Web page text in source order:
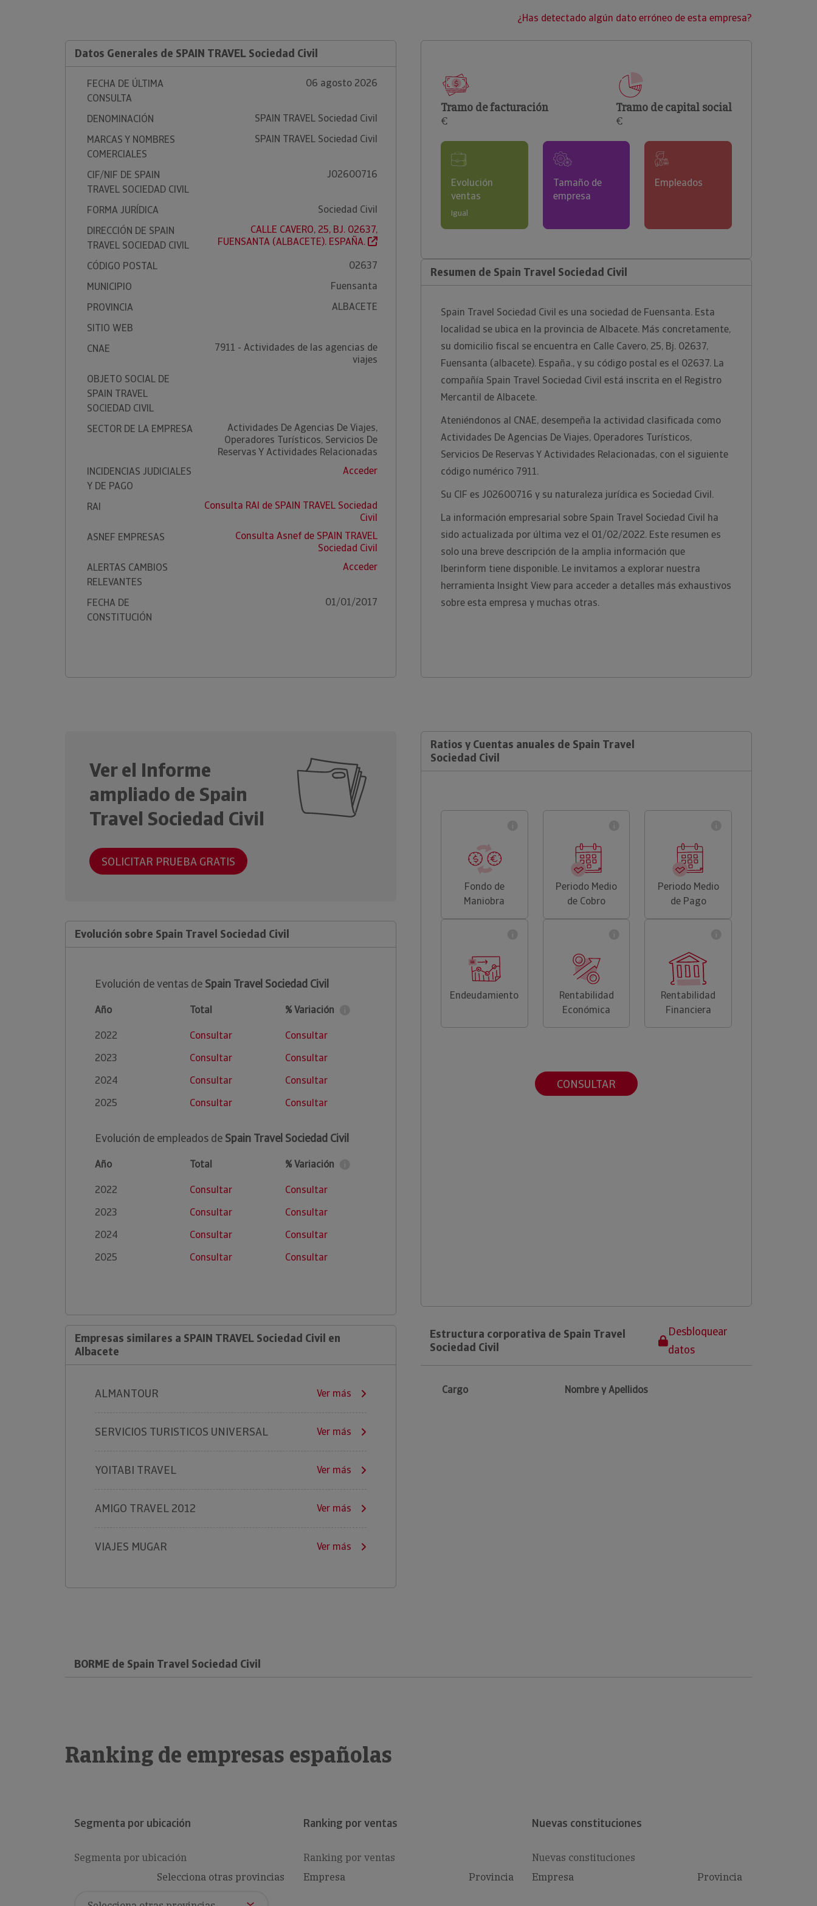
clientes.
¿Has detectado algún dato erróneo de esta empresa?
Datos Generales de SPAIN TRAVEL Sociedad Civil
FECHA DE ÚLTIMA
CONSULTA
06 agosto 2026
DENOMINACIÓN
SPAIN TRAVEL Sociedad Civil
MARCAS Y NOMBRES
COMERCIALES
SPAIN TRAVEL Sociedad Civil
CIF/NIF DE SPAIN
TRAVEL SOCIEDAD CIVIL
J02600716
FORMA JURÍDICA
Sociedad Civil
DIRECCIÓN DE SPAIN
TRAVEL SOCIEDAD CIVIL
CALLE CAVERO, 25, BJ. 02637,
FUENSANTA (ALBACETE). ESPAÑA.
CÓDIGO POSTAL
02637
MUNICIPIO
Fuensanta
PROVINCIA
ALBACETE
SITIO WEB
CNAE
7911 - Actividades de las agencias de
viajes
OBJETO SOCIAL DE
SPAIN TRAVEL
SOCIEDAD CIVIL
SECTOR DE LA EMPRESA
Actividades De Agencias De Viajes,
Operadores Turísticos, Servicios De
Reservas Y Actividades Relacionadas
INCIDENCIAS JUDICIALES
Y DE PAGO
Acceder
RAI
Consulta RAI de SPAIN TRAVEL Sociedad
Civil
ASNEF EMPRESAS
Consulta Asnef de SPAIN TRAVEL
Sociedad Civil
ALERTAS CAMBIOS
RELEVANTES
Acceder
FECHA DE
CONSTITUCIÓN
01/01/2017
Tramo de facturación
€
Tramo de capital social
€
Evolución
ventas
Igual
Tamaño de
empresa
Empleados
Resumen de Spain Travel Sociedad Civil
Spain Travel Sociedad Civil es una sociedad de Fuensanta. Esta
localidad se ubica en la provincia de Albacete. Más concretamente,
su domicilio fiscal se encuentra en Calle Cavero, 25, Bj. 02637,
Fuensanta (albacete). España., y su código postal es el 02637. La
compañía Spain Travel Sociedad Civil está inscrita en el Registro
Mercantil de Albacete.
Ateniéndonos al CNAE, desempeña la actividad clasificada como
Actividades De Agencias De Viajes, Operadores Turísticos,
Servicios De Reservas Y Actividades Relacionadas, con el siguiente
código numérico 7911.
Su CIF es J02600716 y su naturaleza jurídica es Sociedad Civil.
La información empresarial sobre Spain Travel Sociedad Civil ha
sido actualizada por última vez el 01/02/2022. Este resumen es
solo una breve descripción de la amplia información que
Iberinform tiene disponible. Le invitamos a explorar nuestra
herramienta Insight View para acceder a detalles más exhaustivos
sobre esta empresa y muchas otras.
Ver el Informe
ampliado de Spain
Travel Sociedad Civil
SOLICITAR PRUEBA GRATIS
Evolución sobre Spain Travel Sociedad Civil
Evolución de ventas de Spain Travel Sociedad Civil
Año Total
% Variación
2022
Consultar
Consultar
2023
Consultar
Consultar
2024
Consultar
Consultar
2025
Consultar Consultar
Evolución de empleados de Spain Travel Sociedad Civil
Año Total
% Variación
2022
Consultar
Consultar
2023
Consultar
Consultar
2024
Consultar
Consultar
2025
Consultar Consultar
Empresas similares a SPAIN TRAVEL Sociedad Civil en
Albacete
ALMANTOUR Ver más
SERVICIOS TURISTICOS UNIVERSAL Ver más
YOITABI TRAVEL Ver más
AMIGO TRAVEL 2012 Ver más
VIAJES MUGAR Ver más
Ratios y Cuentas anuales de Spain Travel
Sociedad Civil
Fondo de
Maniobra
Periodo Medio
de Cobro
Periodo Medio
de Pago
Endeudamiento
Rentabilidad
Económica
Rentabilidad
Financiera
CONSULTAR
Estructura corporativa de Spain Travel
Sociedad Civil
Desbloquear
datos
Cargo Nombre y Apellidos
BORME de Spain Travel Sociedad Civil
Ranking de empresas españolas
Segmenta por ubicación
Segmenta por ubicación
Selecciona otras provincias
Ranking por ventas
Ranking por ventas
Empresa
Provincia
Nuevas constituciones
Nuevas constituciones
Empresa
Provincia